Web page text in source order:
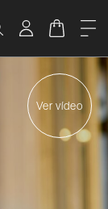
Carrito
Ver vídeo